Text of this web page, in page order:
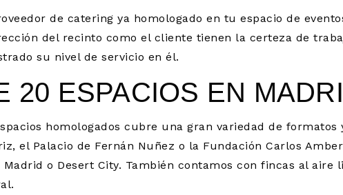
de catering ya homologado en tu espacio de
del recinto como el cliente tienen la certeza de
su nivel de servicio en él.
20 ESPACIOS EN
homologados cubre una gran variedad de
el Palacio de Fernán Nuñez o la Fundación Carlos
o Desert City. También contamos con fincas al aire